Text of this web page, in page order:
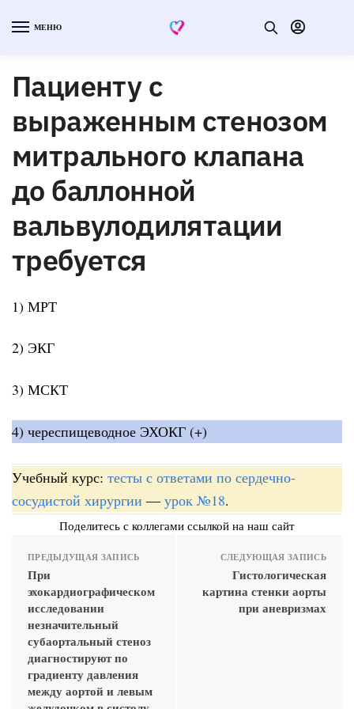
МЕНЮ
Пациенту с
выраженным стенозом
митрального клапана
до баллонной
вальвулодилятации
требуется
1) МРТ
2) ЭКГ
3) МСКТ
4) череспищеводное ЭХОКГ (+)
Учебный курс: тесты с ответами по сердечно-
сосудистой хирургии — урок №18.
Поделитесь с коллегами ссылкой на наш сайт
ПРЕДЫДУЩАЯ ЗАПИСЬ
При
эхокардиографическом
исследовании
незначительный
субаортальный стеноз
диагностируют по
градиенту давления
между аортой и левым
СЛЕДУЮЩАЯ ЗАПИСЬ
Гистологическая
картина стенки аорты
при аневризмах